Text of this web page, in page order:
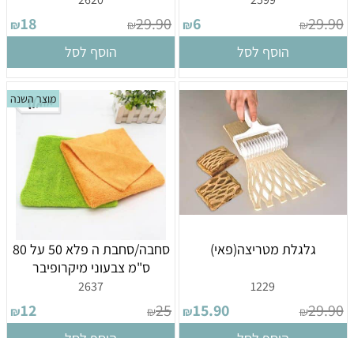
₪29.90
₪6
הוסף לסל
₪29.90
₪18
הוסף לסל
גלגלת מטריצה(פאי)
1229
₪29.90
₪15.90
מוצר השנה
סחבה/סחבת ה פלא 50 על 80
ס"מ צבעוני מיקרופיבר
2637
₪25
₪12